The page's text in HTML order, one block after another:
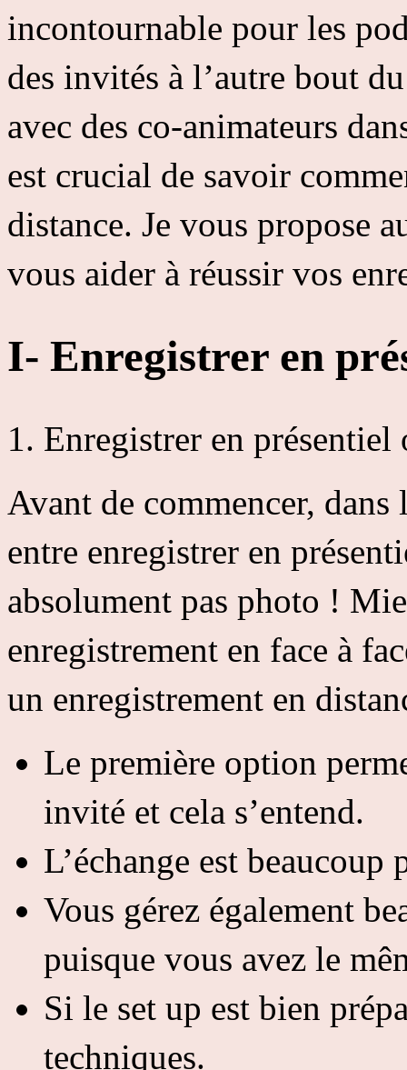
incontournable pour les
des invités à l’autre bout
avec des co-animateurs
est crucial de savoir
distance. Je vous propose
vous aider à réussir vos
I- Enregistrer en
Enregistrer en présentiel
Avant de commencer,
entre enregistrer en
absolument pas photo !
enregistrement en face à
un enregistrement en
Le première option
invité et cela s’entend.
L’échange est
Vous gérez également
puisque vous avez le
Si le set up est bien
techniques.